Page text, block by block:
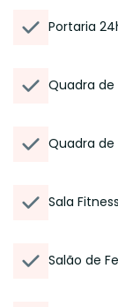
Portaria
Quadra de
Quadra de
Sala Fitness
Salão de